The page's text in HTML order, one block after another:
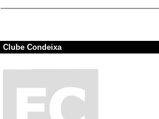
Clube Condeixa